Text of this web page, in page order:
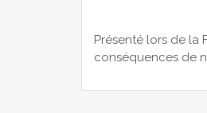
Présenté lors de la
conséquences de